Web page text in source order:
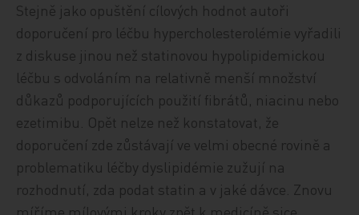
Stejně jako opuštění cílových hodnot autoři
doporučení pro léčbu hypercholesterolémie vyřadili
z diskuse jinou než statinovou hypolipidemickou
léčbu s odvoláním na relativně menší množství
důkazů podporujících použití fibrátů, niacinu nebo
ezetimibu. Opět nelze než konstatovat, že
doporučení zde zůstávají ve velmi obecné rovině a
problematiku léčby dyslipidémie zužují na
rozhodnutí, zda podat statin a v jaké dávce. Znovu